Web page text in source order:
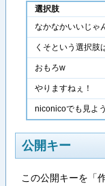
選択肢
なかなかいいじゃ
くそという選択肢
おもろw
やりますねぇ！
niconicoでも見よ
公開キー
この公開キーを「